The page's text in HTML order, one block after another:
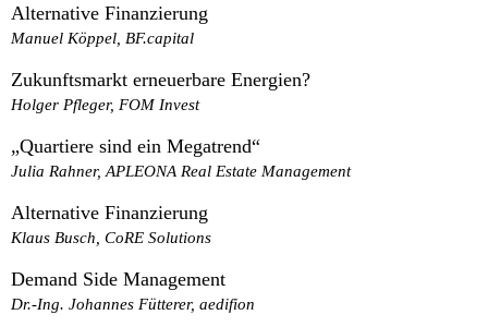
Alternative Finanzierung
Manuel Köppel, BF.capital
Zukunftsmarkt erneuerbare Energien?
Holger Pfleger, FOM Invest
„Quartiere sind ein Megatrend“
Julia Rahner, APLEONA Real Estate Management
Alternative Finanzierung
Klaus Busch, CoRE Solutions
Demand Side Management
Dr.-Ing. Johannes Fütterer, aedifion